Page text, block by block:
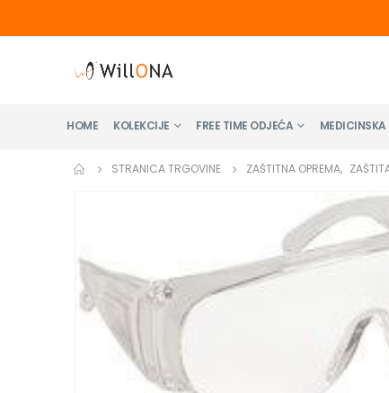
HOME KOLEKCIJE FREE TIME ODJEĆA
STRANICA TRGOVINE ZAŠTITNA OPREMA,